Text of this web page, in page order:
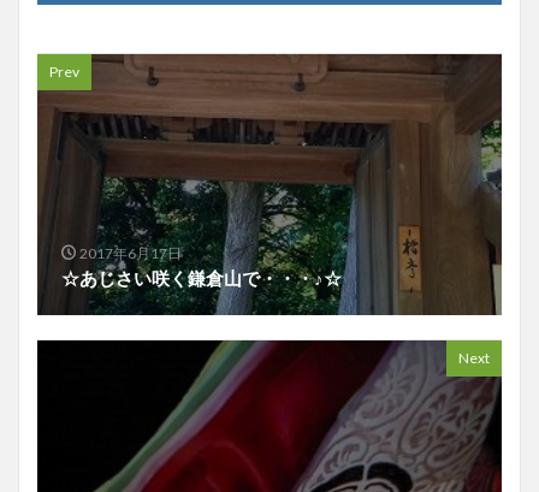
Prev
2017年6月17日
☆あじさい咲く鎌倉山で・・・♪☆
Next